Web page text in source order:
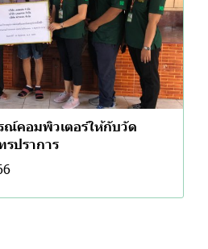
ณ์คอมพิวเตอร์ให้กับวัด
ปราการ